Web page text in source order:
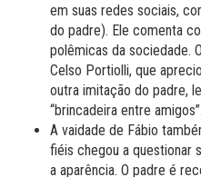
em suas redes sociais,
do padre). Ele comenta
polêmicas da sociedade.
Celso Portiolli, que
outra imitação do padre,
“brincadeira entre amigos”.
A vaidade de Fábio
fiéis chegou a questionar
a aparência. O padre é